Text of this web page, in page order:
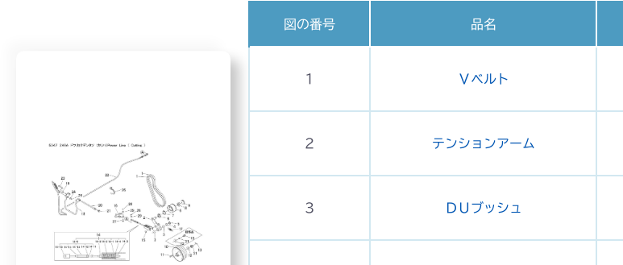
図の番号 品名
1 Ｖベルト
2 テンションアーム
3 ＤＵブッシュ